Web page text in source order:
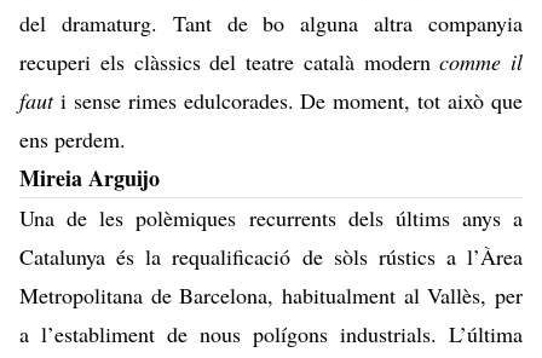
del dramaturg. Tant de bo alguna altra companyia
recuperi els clàssics del teatre català moderncomme il
faut i sense rimes edulcorades. De moment, tot això que
ens perdem.
Mireia Arguijo
Una de les polèmiques recurrents dels últims anys a
Catalunya és la requalificació de sòls rústics a l’Àrea
Metropolitana de Barcelona, habitualment al Vallès, per
a l’establiment de nous polígons industrials. L’última